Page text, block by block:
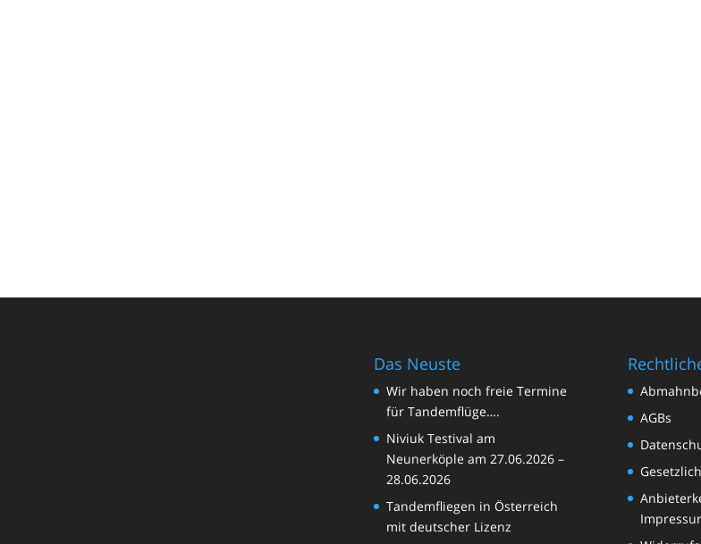
Das Neuste
Wir haben noch freie Termine
für Tandemflüge….
Niviuk Testival am
Neunerköple am 27.06.2026 –
28.06.2026
Tandemfliegen in Österreich
mit deutscher Lizenz
AGBs